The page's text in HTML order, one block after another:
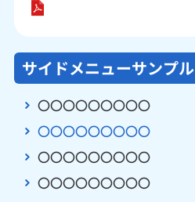
サイドメニューサンプル
〇〇〇〇〇〇〇〇〇
〇〇〇〇〇〇〇〇〇
〇〇〇〇〇〇〇〇〇
〇〇〇〇〇〇〇〇〇